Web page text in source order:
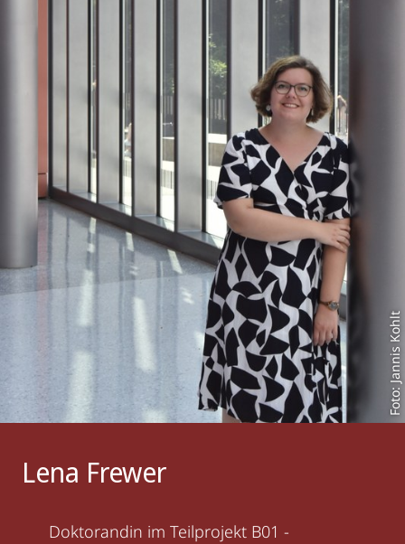
Foto: Jannis Kohlt
Lena Frewer
Doktorandin im Teilprojekt B01 -